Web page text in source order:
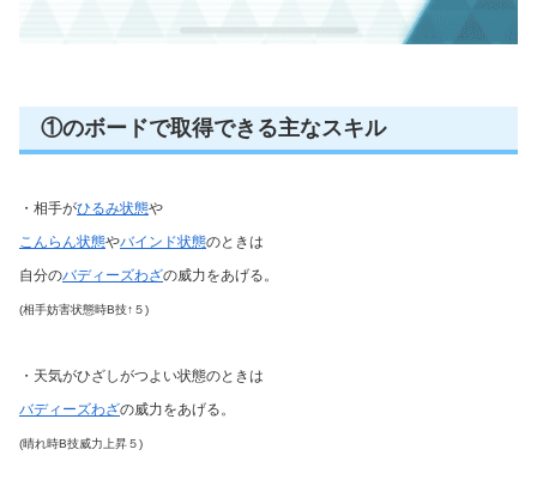
①のボードで取得できる主なスキル
・相手がひるみ状態や
こんらん状態やバインド状態のときは
自分のバディーズわざの威力をあげる。
(相手妨害状態時B技↑５)
・天気がひざしがつよい状態のときは
バディーズわざの威力をあげる。
(晴れ時B技威力上昇５)